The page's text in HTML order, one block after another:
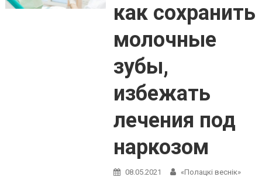
как сохранить
молочные
зубы,
избежать
лечения под
наркозом
08.05.2021
«Полацкі веснік»